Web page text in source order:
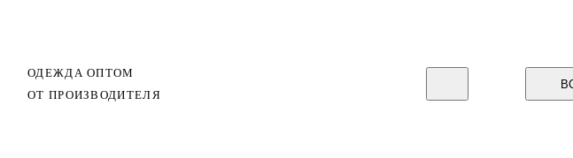
ОДЕЖДА ОПТОМ
ОТ ПРОИЗВОДИТЕЛЯ